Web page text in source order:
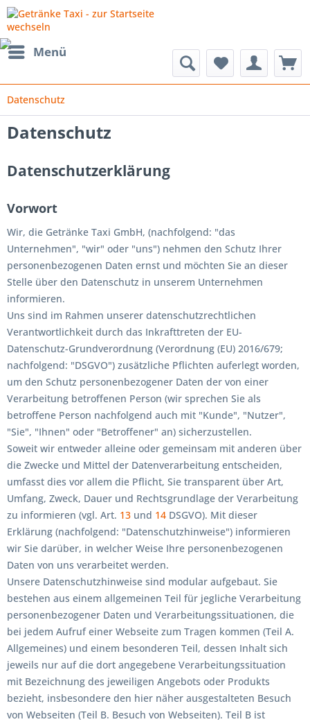
Menü
Datenschutz
Datenschutz
Datenschutzerklärung
Vorwort
Wir, die Getränke Taxi GmbH, (nachfolgend: "das
Unternehmen", "wir" oder "uns") nehmen den Schutz Ihrer
personenbezogenen Daten ernst und möchten Sie an dieser
Stelle über den Datenschutz in unserem Unternehmen
informieren.
Uns sind im Rahmen unserer datenschutzrechtlichen
Verantwortlichkeit durch das Inkrafttreten der EU-
Datenschutz-Grundverordnung (Verordnung (EU) 2016/679;
nachfolgend: "DSGVO") zusätzliche Pflichten auferlegt worden,
um den Schutz personenbezogener Daten der von einer
Verarbeitung betroffenen Person (wir sprechen Sie als
betroffene Person nachfolgend auch mit "Kunde", "Nutzer",
"Sie", "Ihnen" oder "Betroffener" an) sicherzustellen.
Soweit wir entweder alleine oder gemeinsam mit anderen über
die Zwecke und Mittel der Datenverarbeitung entscheiden,
umfasst dies vor allem die Pflicht, Sie transparent über Art,
Umfang, Zweck, Dauer und Rechtsgrundlage der Verarbeitung
zu informieren (vgl. Art. 13 und 14 DSGVO). Mit dieser
Erklärung (nachfolgend: "Datenschutzhinweise") informieren
wir Sie darüber, in welcher Weise Ihre personenbezogenen
Daten von uns verarbeitet werden.
Unsere Datenschutzhinweise sind modular aufgebaut. Sie
bestehen aus einem allgemeinen Teil für jegliche Verarbeitung
personenbezogener Daten und Verarbeitungssituationen, die
bei jedem Aufruf einer Webseite zum Tragen kommen (Teil A.
Allgemeines) und einem besonderen Teil, dessen Inhalt sich
jeweils nur auf die dort angegebene Verarbeitungssituation
mit Bezeichnung des jeweiligen Angebots oder Produkts
bezieht, insbesondere den hier näher ausgestalteten Besuch
von Webseiten (Teil B. Besuch von Webseiten). Teil B ist